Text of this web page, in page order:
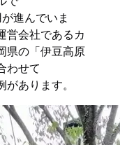
進んでいま
営会社であるカ
県の「伊豆高原
わせて
あります。